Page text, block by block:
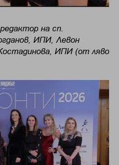
на сп.
ИПИ, Левон
ИПИ (от ляво